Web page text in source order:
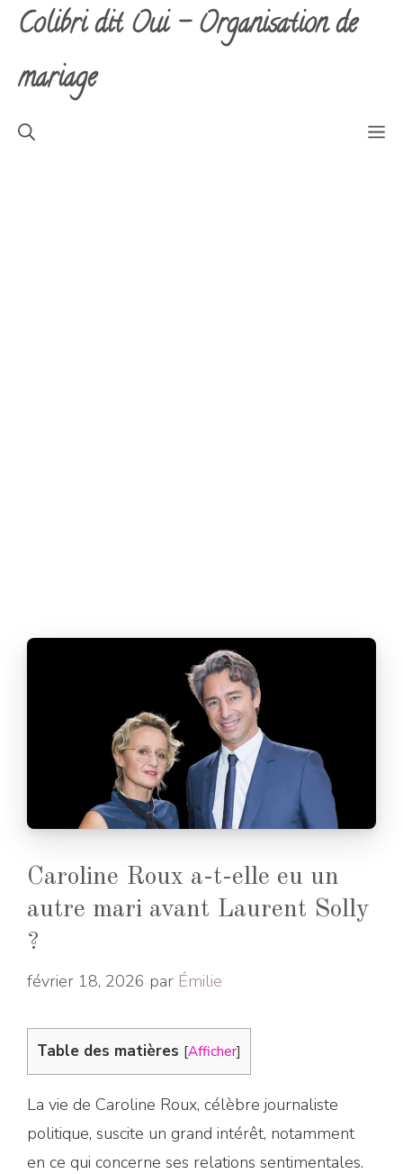
AllerColibri dit Oui - Organisation de
mariage
Caroline Roux a-t-elle eu un
autre mari avant Laurent Solly
?
février 18, 2026 par Émilie
Table des matières [Afficher]
La vie de Caroline Roux, célèbre journaliste
politique, suscite un grand intérêt, notamment
en ce qui concerne ses relations sentimentales.